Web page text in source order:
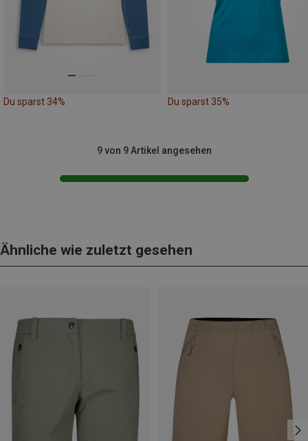
Du sparst 34% Du sparst 35%
9 von 9 Artikel angesehen
Ähnliche wie zuletzt gesehen